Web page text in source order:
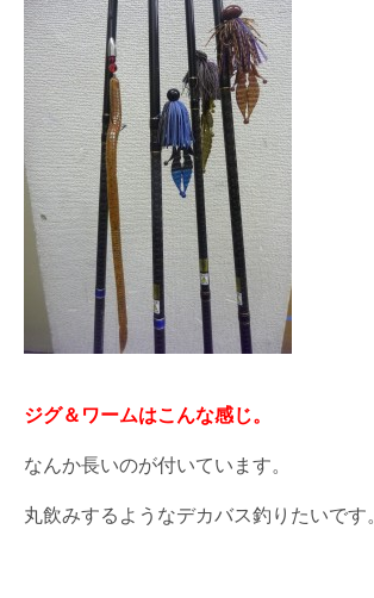
ジグ＆ワームはこんな感じ。
なんか長いのが付いています。
丸飲みするようなデカバス釣りたいです。